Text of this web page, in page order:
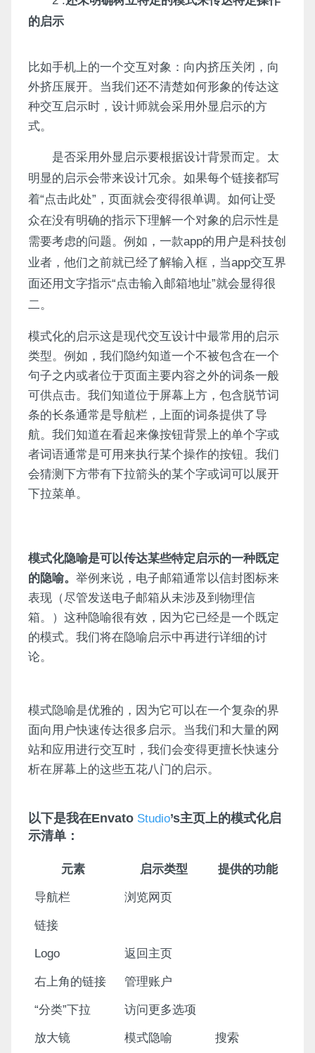
的启示
比如手机上的一个交互对象：向内挤压关闭，向
外挤压展开。当我们还不清楚如何形象的传达这
种交互启示时，设计师就会采用外显启示的方
式。
是否采用外显启示要根据设计背景而定。太
明显的启示会带来设计冗余。如果每个链接都写
着“点击此处”，页面就会变得很单调。如何让受
众在没有明确的指示下理解一个对象的启示性是
需要考虑的问题。例如，一款app的用户是科技创
业者，他们之前就已经了解输入框，当app交互界
面还用文字指示“点击输入邮箱地址”就会显得很
二。
模式化的启示这是现代交互设计中最常用的启示
类型。例如，我们隐约知道一个不被包含在一个
句子之内或者位于页面主要内容之外的词条一般
可供点击。我们知道位于屏幕上方，包含脱节词
条的长条通常是导航栏，上面的词条提供了导
航。我们知道在看起来像按钮背景上的单个字或
者词语通常是可用来执行某个操作的按钮。我们
会猜测下方带有下拉箭头的某个字或词可以展开
下拉菜单。
模式化隐喻是可以传达某些特定启示的一种既定
的隐喻。 举例来说，电子邮箱通常以信封图标来
表现（尽管发送电子邮箱从未涉及到物理信
箱。）这种隐喻很有效，因为它已经是一个既定
的模式。我们将在隐喻启示中再进行详细的讨
论。
模式隐喻是优雅的，因为它可以在一个复杂的界
面向用户快速传达很多启示。当我们和大量的网
站和应用进行交互时，我们会变得更擅长快速分
析在屏幕上的这些五花八门的启示。
以下是我在Envato Studio’s主页上的模式化启
示清单：
元素 启示类型 提供的功能
导航栏 浏览网页
链接
Logo 返回主页
右上角的链接 管理账户
“分类”下拉 访问更多选项
放大镜 模式隐喻 搜索